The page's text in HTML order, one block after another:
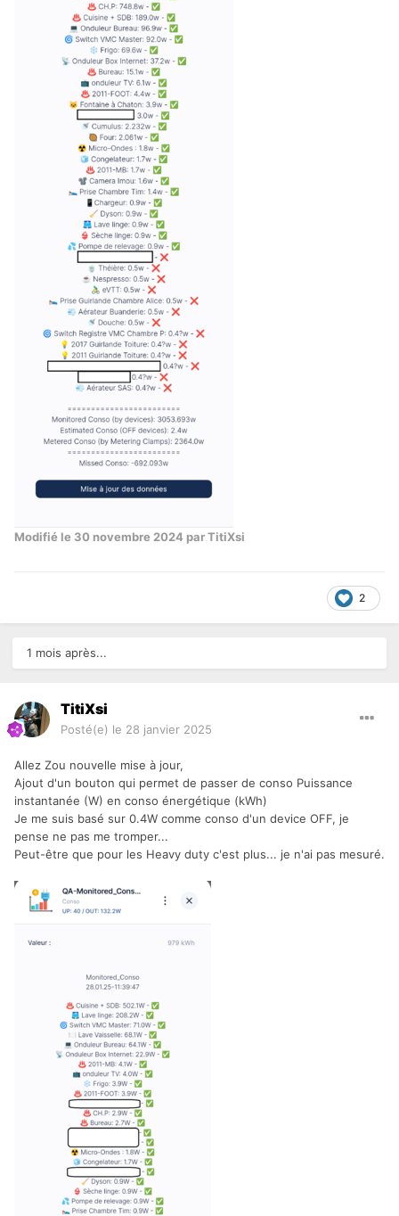
Modifié le 30 novembre 2024 par TitiXsi
2
1 mois après...
TitiXsi
Posté(e) le 28 janvier 2025
Allez Zou nouvelle mise à jour,
Ajout d'un bouton qui permet de passer de conso Puissance
instantanée (W) en conso énergétique (kWh)
Je me suis basé sur 0.4W comme conso d'un device OFF, je
pense ne pas me tromper...
Peut-être que pour les Heavy duty c'est plus... je n'ai pas mesuré.